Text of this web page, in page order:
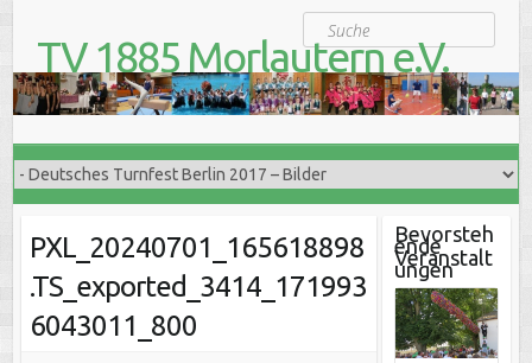
Suche
TV 1885 Morlautern e.V.
Der Turnverein für Jung und Alt
PXL_20240701_165618898
.TS_exported_3414_171993
6043011_800
Bevorsteh
ende
Veranstalt
ungen